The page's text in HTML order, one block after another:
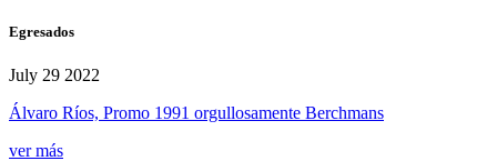
Egresados
July 29 2022
Álvaro Ríos, Promo 1991 orgullosamente Berchmans
ver más